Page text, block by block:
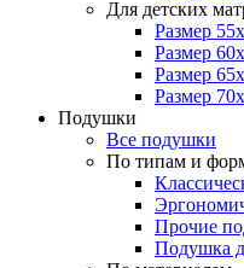
Для детских
Размер
Размер
Размер
Размер
Подушки
Все подушки
По типам и
Прочие
Подушка